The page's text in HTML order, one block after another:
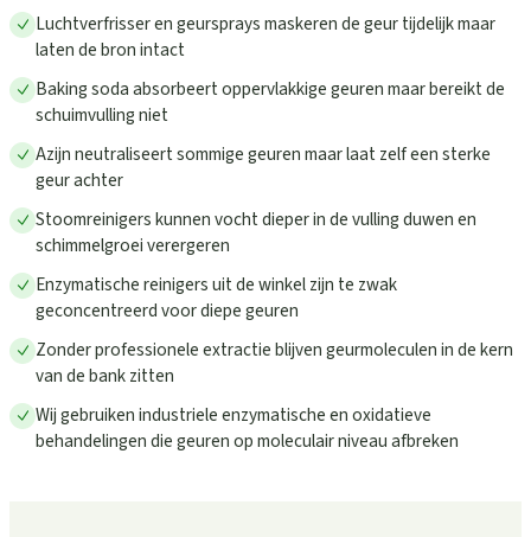
Luchtverfrisser en geursprays maskeren de geur tijdelijk maar
laten de bron intact
Baking soda absorbeert oppervlakkige geuren maar bereikt de
schuimvulling niet
Azijn neutraliseert sommige geuren maar laat zelf een sterke
geur achter
Stoomreinigers kunnen vocht dieper in de vulling duwen en
schimmelgroei verergeren
Enzymatische reinigers uit de winkel zijn te zwak
geconcentreerd voor diepe geuren
Zonder professionele extractie blijven geurmoleculen in de kern
van de bank zitten
Wij gebruiken industriele enzymatische en oxidatieve
behandelingen die geuren op moleculair niveau afbreken